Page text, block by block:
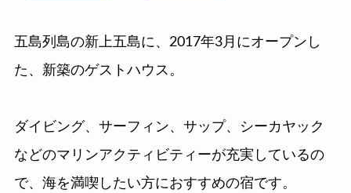
五島列島の新上五島に、2017年3月にオープンし
た、新築のゲストハウス。
ダイビング、サーフィン、サップ、シーカヤック
などのマリンアクティビティーが充実しているの
で、海を満喫したい方におすすめの宿です。